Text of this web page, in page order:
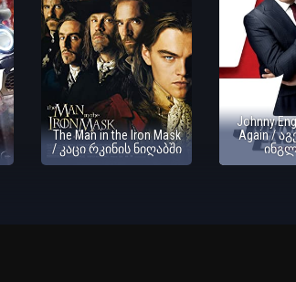
The Man in the Iron Mask
/ კაცი რკინის ნიღაბში
Johnny
Again /